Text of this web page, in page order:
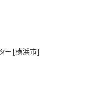
ー[横浜市]